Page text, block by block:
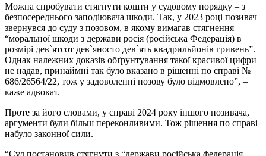
Можна спробувати стягнути кошти у судовому порядку – з
безпосереднього заподіювача шкоди. Так, у 2023 році позивач
звернувся до суду з позовом, в якому вимагав стягнення
“моральної шкоди з держави росія (російська Федерація) в
розмірі дев`ятсот дев`яносто дев`ять квадрильйонів гривень”.
Однак належних доказів обґрунтування такої красивої цифри
не надав, принаймні так було вказано в рішенні по справі №
686/26564/22, тож у задоволенні позову було відмовлено”, –
каже адвокат.
Проте за його словами, у справі 2024 року іншого позивача,
аргументи були більш переконливими. Тож рішення по справі
набуло законної сили.
“Суд постановив стягнути з “держави російська федерація …